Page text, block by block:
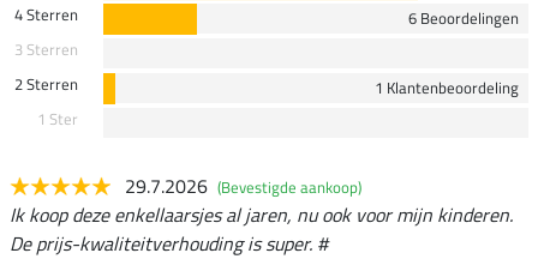
4 Sterren
6 Beoordelingen
3 Sterren
2 Sterren
1 Klantenbeoordeling
1 Ster
29.7.2026 (Bevestigde aankoop)
Ik koop deze enkellaarsjes al jaren, nu ook voor mijn kinderen.
De prijs-kwaliteitverhouding is super. #